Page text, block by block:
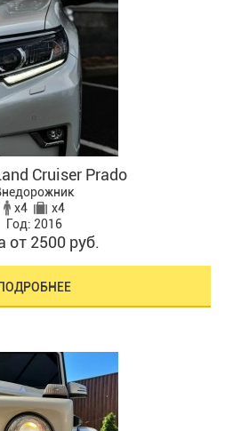
Cruiser Prado
x4
x4
Год: 2016
от 2500 руб.